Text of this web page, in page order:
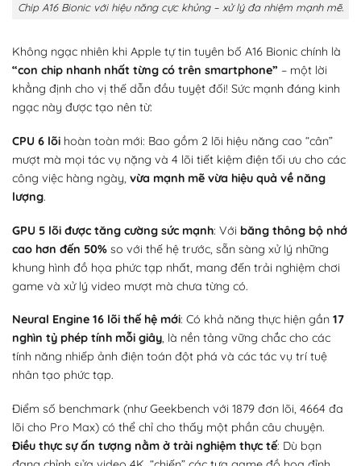
Chip A16 Bionic với hiệu năng cực khủng – xử lý đa nhiệm mạnh mẽ.
Không ngạc nhiên khi Apple tự tin tuyên bố A16 Bionic chính là
“con chip nhanh nhất từng có trên smartphone” – một lời
khẳng định cho vị thế dẫn đầu tuyệt đối! Sức mạnh đáng kinh
ngạc này được tạo nên từ:
CPU 6 lõi hoàn toàn mới: Bao gồm 2 lõi hiệu năng cao “cân”
mượt mà mọi tác vụ nặng và 4 lõi tiết kiệm điện tối ưu cho các
công việc hàng ngày, vừa mạnh mẽ vừa hiệu quả về năng
lượng.
GPU 5 lõi được tăng cường sức mạnh: Với băng thông bộ nhớ
cao hơn đến 50% so với thế hệ trước, sẵn sàng xử lý những
khung hình đồ họa phức tạp nhất, mang đến trải nghiệm chơi
game và xử lý video mượt mà chưa từng có.
Neural Engine 16 lõi thế hệ mới: Có khả năng thực hiện gần 17
nghìn tỷ phép tính mỗi giây, là nền tảng vững chắc cho các
tính năng nhiếp ảnh điện toán đột phá và các tác vụ trí tuệ
nhân tạo phức tạp.
Điểm số benchmark (như Geekbench với 1879 đơn lõi, 4664 đa
lõi cho Pro Max) có thể chỉ cho thấy một phần câu chuyện.
Điều thực sự ấn tượng nằm ở trải nghiệm thực tế: Dù bạn